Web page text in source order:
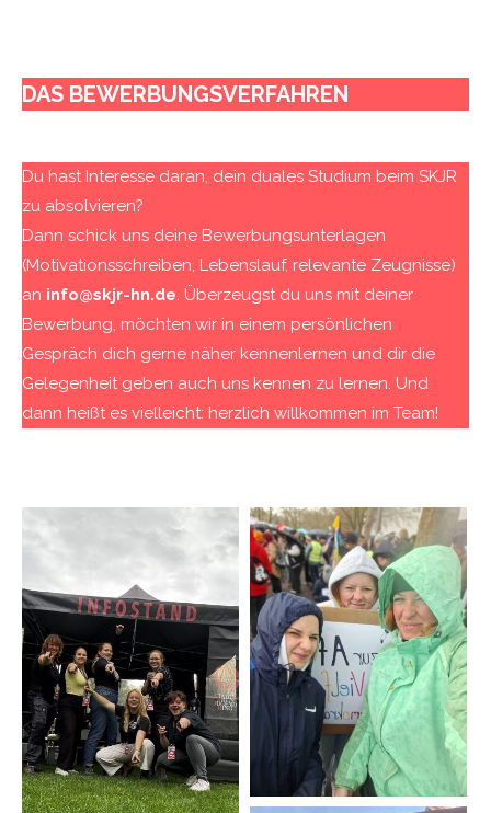
DAS BEWERBUNGSVERFAHREN
Du hast Interesse daran, dein duales Studium beim SKJR
zu absolvieren?
Dann schick uns deine Bewerbungsunterlagen
(Motivationsschreiben, Lebenslauf, relevante Zeugnisse)
an info@skjr-hn.de. Überzeugst du uns mit deiner
Bewerbung, möchten wir in einem persönlichen
Gespräch dich gerne näher kennenlernen und dir die
Gelegenheit geben auch uns kennen zu lernen. Und
dann heißt es vielleicht: herzlich willkommen im Team!